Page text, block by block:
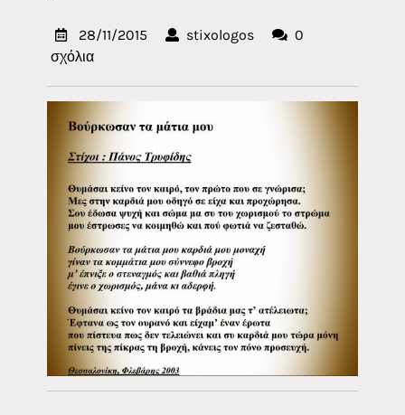
28/11/2015 28/11/2015stixologosstixologos
0
σχόλια